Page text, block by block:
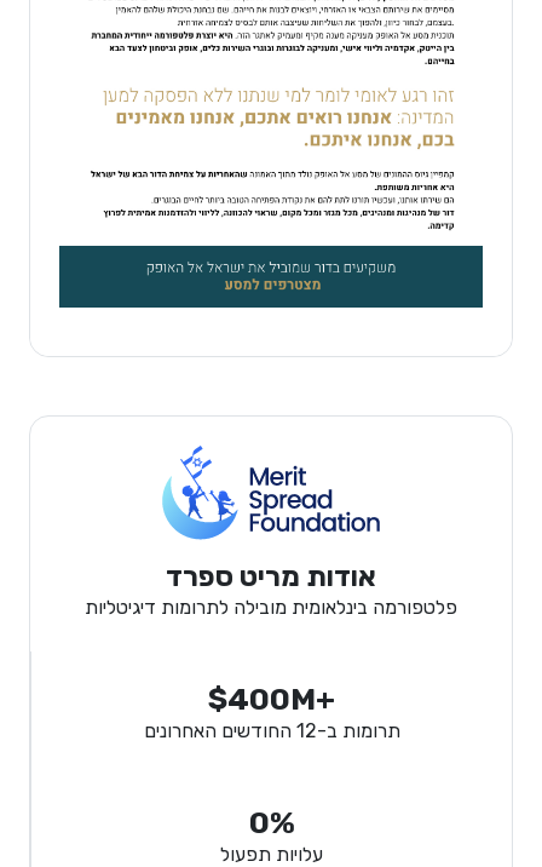
אודות מריט ספרד
פלטפורמה בינלאומית מובילה לתרומות דיגיטליות
$400M+
תרומות ב-12 החודשים האחרונים
0%
עלויות תפעול